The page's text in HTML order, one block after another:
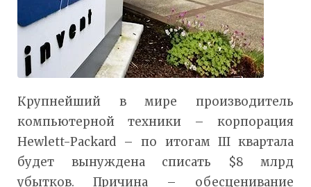
Крупнейший в мире производитель
компьютерной техники – корпорация
Hewlett-Packard – по итогам III квартала
будет вынуждена списать $8 млрд
убытков. Причина – обесценивание